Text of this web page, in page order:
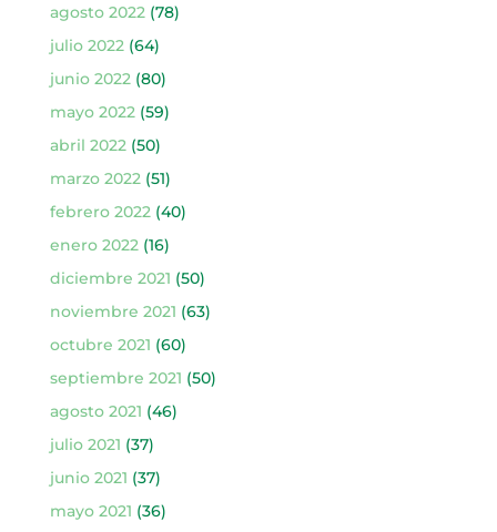
agosto 2022(78)
julio 2022(64)
junio 2022(80)
mayo 2022(59)
abril 2022(50)
marzo 2022(51)
febrero 2022(40)
enero 2022(16)
diciembre 2021 (50)
noviembre 2021 (63)
octubre 2021 (60)
septiembre 2021 (50)
agosto 2021 (46)
julio 2021 (37)
junio 2021 (37)
mayo 2021 (36)